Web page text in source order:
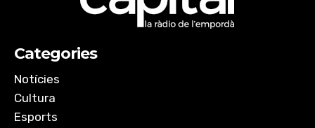
Categories
Notícies
Cultura
Esports